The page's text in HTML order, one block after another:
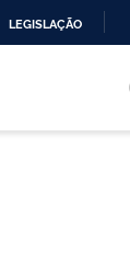
LEGISLAÇÃO